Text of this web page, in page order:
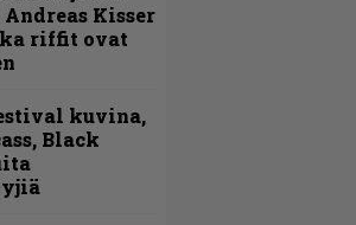
Andreas Kisser
riffit ovat
kuvina,
Black